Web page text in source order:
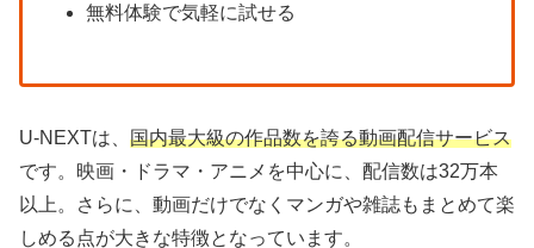
無料体験で気軽に試せる
U-NEXTは、 国内最大級の作品数を誇る動画配信サービス
です。映画・ドラマ・アニメを中心に、配信数は32万本
以上。さらに、動画だけでなくマンガや雑誌もまとめて楽
しめる点が大きな特徴となっています。